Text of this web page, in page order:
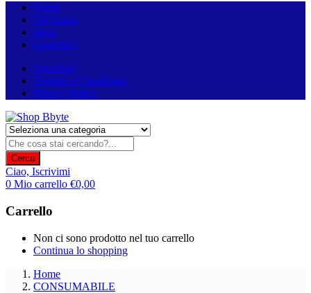
Home
Chi siamo
Shop
Contattaci
Checkout
Termini e Condizioni
Privacy Policy
Cerca
Ciao, Iscrivimi
0 Mio carrello €0,00
Carrello
Non ci sono prodotto nel tuo carrello
Continua lo shopping
Home
CONSUMABILE